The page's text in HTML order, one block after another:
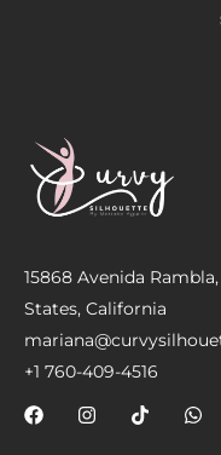
15868 Avenida
States, California
+1 760-409-4516